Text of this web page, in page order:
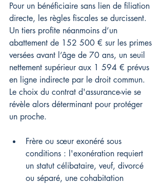
Pour un bénéficiaire sans lien de filiation
directe, les règles fiscales se durcissent.
Un tiers profite néanmoins d’un
abattement de 152 500 € sur les primes
versées avant l’âge de 70 ans, un seuil
nettement supérieur aux 1 594 € prévus
en ligne indirecte par le droit commun.
Le choix du contrat d'assurance-vie se
révèle alors déterminant pour protéger
un proche.
Frère ou sœur exonéré sous
conditions : l'exonération requiert
un statut célibataire, veuf, divorcé
ou séparé, une cohabitation